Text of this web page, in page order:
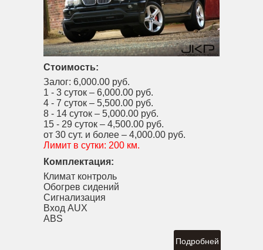
Стоимость:
Залог: 6,000.00 руб.
1 - 3 суток – 6,000.00 руб.
4 - 7 суток – 5,500.00 руб.
8 - 14 суток – 5,000.00 руб.
15 - 29 суток – 4,500.00 руб.
от 30 сут. и более – 4,000.00 руб.
Лимит в сутки: 200 км.
Комплектация:
Климат контроль
Обогрев сидений
Сигнализация
Вход AUX
ABS
Подробней